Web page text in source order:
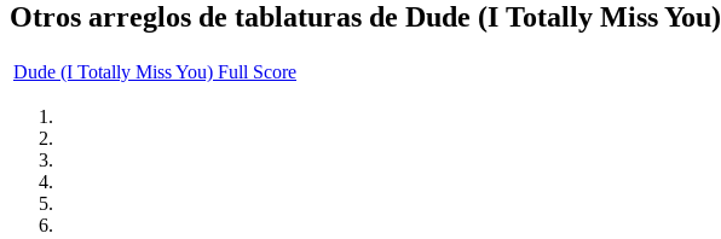
Otros arreglos de tablaturas de Dude (I Totally Miss You)
Dude (I Totally Miss You) Full Score